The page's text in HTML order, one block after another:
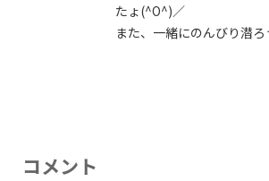
たょ(^O^)／
また、一緒にのんびり潜ろ
コメント